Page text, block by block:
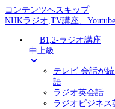
コンテンツへスキップ
NHKラジオ,TV講座、
B1,2-ラジオ講座
中上級
テレビ 会話が
語
ラジオ英会話
ラジオビジネス